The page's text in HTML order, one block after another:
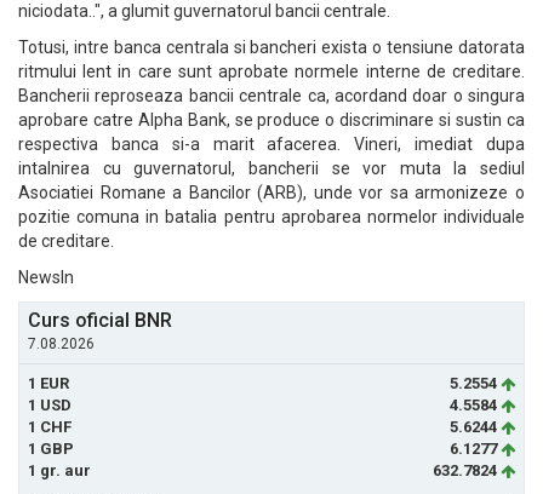
niciodata..", a glumit guvernatorul bancii centrale.
Totusi, intre banca centrala si bancheri exista o tensiune datorata
ritmului lent in care sunt aprobate normele interne de creditare.
Bancherii reproseaza bancii centrale ca, acordand doar o singura
aprobare catre Alpha Bank, se produce o discriminare si sustin ca
respectiva banca si-a marit afacerea. Vineri, imediat dupa
intalnirea cu guvernatorul, bancherii se vor muta la sediul
Asociatiei Romane a Bancilor (ARB), unde vor sa armonizeze o
pozitie comuna in batalia pentru aprobarea normelor individuale
de creditare.
NewsIn
Curs oficial BNR
7.08.2026
1 EUR
5.2554
1 USD
4.5584
1 CHF
5.6244
1 GBP
6.1277
1 gr. aur
632.7824